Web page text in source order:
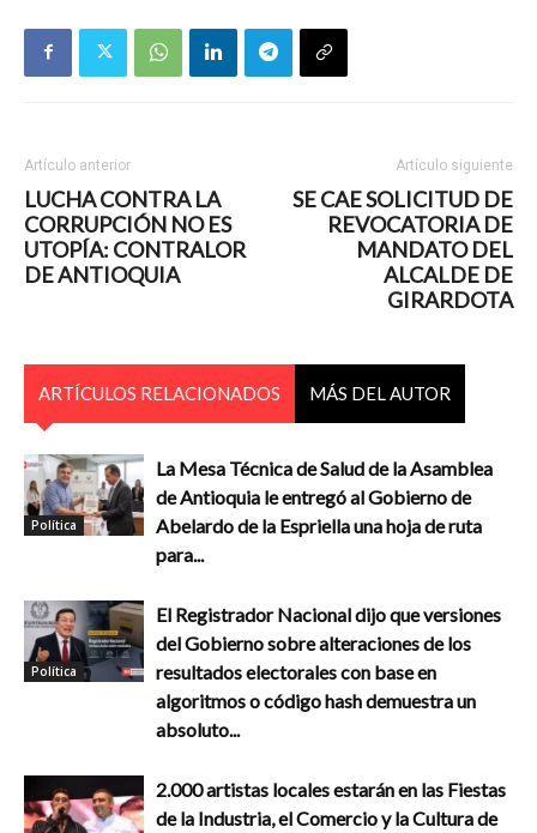
Artículo anterior
LUCHA CONTRA LA
CORRUPCIÓN NO ES
UTOPÍA: CONTRALOR
DE ANTIOQUIA
Artículo siguiente
SE CAE SOLICITUD DE
REVOCATORIA DE
MANDATO DEL
ALCALDE DE
GIRARDOTA
ARTÍCULOS RELACIONADOS MÁS DEL AUTOR
Política
La Mesa Técnica de Salud de la Asamblea
de Antioquia le entregó al Gobierno de
Abelardo de la Espriella una hoja de ruta
para...
Política
El Registrador Nacional dijo que versiones
del Gobierno sobre alteraciones de los
resultados electorales con base en
algoritmos o código hash demuestra un
absoluto...
2.000 artistas locales estarán en las Fiestas
de la Industria, el Comercio y la Cultura de